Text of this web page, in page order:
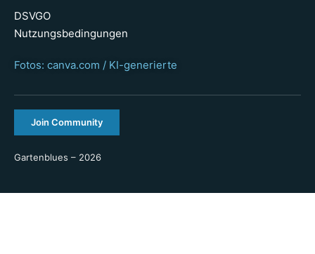
DSVGO
Nutzungsbedingungen
Fotos: canva.com / KI-generierte
Join Community
Gartenblues – 2026